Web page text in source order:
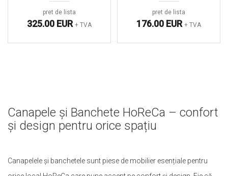
Canapele și Banchete HoReCa – confort
și design pentru orice spațiu
Canapelele și banchetele sunt piese de mobilier esențiale pentru
pret de lista
325.00 EUR + TVA
pret de lista
176.00 EUR + TVA